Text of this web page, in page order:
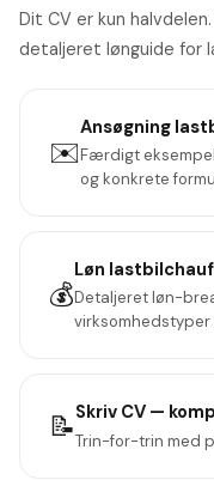
Dit CV er kun
detaljeret lønguide for
✉️
Ansøgning
Færdigt
og konkrete
💰
Løn
Detaljeret løn-
📝Skriv CV —
Trin-for-trin med